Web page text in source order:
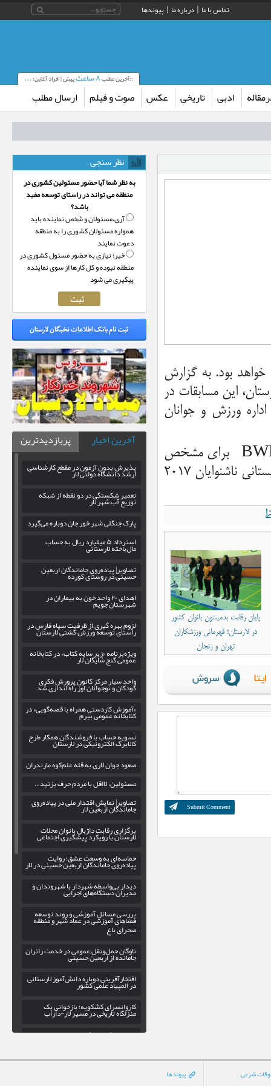
تماس با ما درباره ما پیوندها
::آخرین مطلب۸ ساعت پیش | افراد آنلاین:...
ادبی تاریخی عکس صوت و فیلم ارسال مطلب
خواهد بود. به گزارش
این مسابقات در
شهدای اداره ورزش و جوانان
گفتنی است این مسابقات به صورت انفرادی و بر اساس قوانین BWF برای مشخص
شدن منتخب تیم بانوان ایران در بیست و سومین دوره المپیک تابستانی ناشنوایان ۲۰۱۷
پایان رقابت بدمینتون‌ بانوان کشور
در لارستان؛ قهرمانی ورزشکاران
تهران و زنجان
نظر سنجی
به نظر شما آیا حضور مسئولین کشوری در
منظقه می تواند در راستای توسعه مفید
باشد؟
آری،‌مسئولان و شخص نماینده باید
همواره مسئولان کشوری را به منطقه
دعوت نمایند
خیر؛‌ نیازی به حضور مسئول کشوری در
منطقه نبوده و کل کارها از سوی نماینده
پیگیری می شود
آخرین اخبار پربازدیدترین
پذیرش بدون آزمون در مقطع کارشناسی
ارشد دانشگاه دولتی لار
تعمیر شکستگی در دو نقطه از شبکه
توزیع آب شهر لار
پارک جنگلی شهر خور جان دوباره می‌گیرد
استرداد ۵ میلیارد ریال به حسابمال‌باخته لارستانی
تصاویر| پیاده‌روی جاماندگان اربعین
حسینی در روستای کورده
اهدای ۲۰ واحد خون به بیماران درشهرستان جویم
لزوم بهره‌ گیری از ظرفیت سپاه فارس در
راستای توسعه ورزش کشتی لارستان
ویژه‌برنامه «زیر سایه کتاب» در کتابخانه
عمومی گنج شایگان لار
واحد سیار مرکز کانون پرورش فکری
کودکان و نوجوانان اوز راه اندازی شد
«آموزش کاردستی همراه با قصه‌گویی» در
کتابخانه عمومی بیرم
تسویه حساب با فروشندگان همکار طرح
کالابرگ الکترونیکی در لارستان
صعود جوان لاری به قله علم‌کوه مازندران
مسئولین، لااقل با مردم حرف بزنید…
تصاویر| نمایش اقتدار ملی در پیاده‌روی
جاماندگان اربعین لار
برگزاری رقابت داژبال بانوان محلات
لارستان با رویکرد پیشگیری اجتماعی
حماسه‌ای به وسعت عشق؛ روایت
پیاده‌روی جاماندگان اربعین حسینی در لار
دیدار بی‌واسطه شهردار با شهروندان و
مدیران دستگاه‌های اجرایی
بررسی مسائل آموزشی و روند توسعه
فضاهای آموزشی در عماد شهر و منطقه
صحرای باغ
ناوگان حمل‌ونقل عمومی در خدمت زائران
جامانده از اربعین حسینی
افتخارآفرینی دوباره دانش‌آموز لارستانی
در المپیاد علمی کشور
کاروانسرای کشکویه؛ بازخوانی یک
منزلگاه تاریخی در مسیر لار-داراب
پاسخ به شایعات فضای مجازی؛ وزیر
شرعی پیوندها